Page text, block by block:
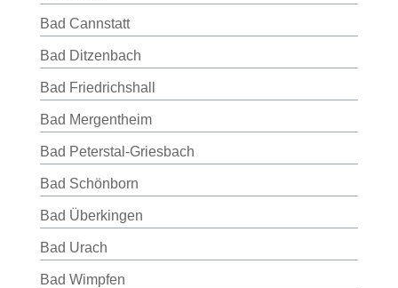
Bad Cannstatt
Bad Ditzenbach
Bad Friedrichshall
Bad Mergentheim
Bad Peterstal-Griesbach
Bad Schönborn
Bad Überkingen
Bad Urach
Bad Wimpfen